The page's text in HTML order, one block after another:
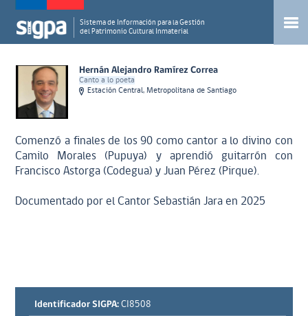
Sistema de Información para la Gestión
del Patrimonio Cultural Inmaterial
Hernán Alejandro Ramírez Correa
Canto a lo poeta
Estación Central, Metropolitana de Santiago
Comenzó a finales de los 90 como cantor a lo divino con
Camilo Morales (Pupuya) y aprendió guitarrón con
Francisco Astorga (Codegua) y Juan Pérez (Pirque).
Documentado por el Cantor Sebastián Jara en 2025
Identificador SIGPA: CI8508